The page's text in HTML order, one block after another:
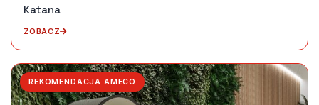
Katana
ZOBACZ
REKOMENDACJA AMECO